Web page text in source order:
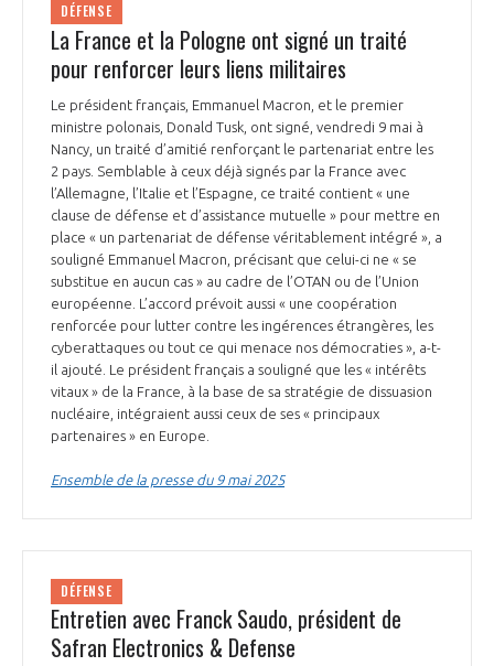
DÉFENSE
La France et la Pologne ont signé un traité
pour renforcer leurs liens militaires
Le président français, Emmanuel Macron, et le premier
ministre polonais, Donald Tusk, ont signé, vendredi 9 mai à
Nancy, un traité d’amitié renforçant le partenariat entre les
2 pays. Semblable à ceux déjà signés par la France avec
l’Allemagne, l’Italie et l’Espagne, ce traité contient « une
clause de défense et d’assistance mutuelle » pour mettre en
place « un partenariat de défense véritablement intégré », a
souligné Emmanuel Macron, précisant que celui-ci ne « se
substitue en aucun cas » au cadre de l’OTAN ou de l’Union
européenne. L’accord prévoit aussi « une coopération
renforcée pour lutter contre les ingérences étrangères, les
cyberattaques ou tout ce qui menace nos démocraties », a-t-
il ajouté. Le président français a souligné que les « intérêts
vitaux » de la France, à la base de sa stratégie de dissuasion
nucléaire, intégraient aussi ceux de ses « principaux
partenaires » en Europe.
Ensemble de la presse du 9 mai 2025
DÉFENSE
Entretien avec Franck Saudo, président de
Safran Electronics & Defense